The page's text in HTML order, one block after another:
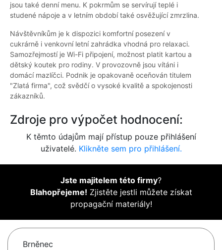
jsou také denní menu. K pokrmům se servírují teplé i
studené nápoje a v letním období také osvěžující zmrzlina.
Návštěvníkům je k dispozici komfortní posezení v
cukrárně i venkovní letní zahrádka vhodná pro relaxaci.
Samozřejmostí je Wi-Fi připojení, možnost platit kartou a
dětský koutek pro rodiny. V provozovně jsou vítáni i
domácí mazlíčci. Podnik je opakovaně oceňován titulem
"Zlatá firma", což svědčí o vysoké kvalitě a spokojenosti
zákazníků.
Zdroje pro výpočet hodnocení:
K těmto údajům mají přístup pouze přihlášení
uživatelé. Klikněte sem pro přihlášení.
Jste majitelem této firmy?
Blahopřejeme! Zjistěte jestli můžete získat
propagační materiály!
Brněnec